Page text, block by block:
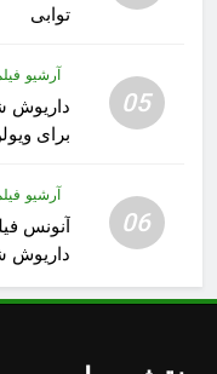
توابی
05
آرشیو
داریوش
برای
06
آرشیو
آنونس
داریوش